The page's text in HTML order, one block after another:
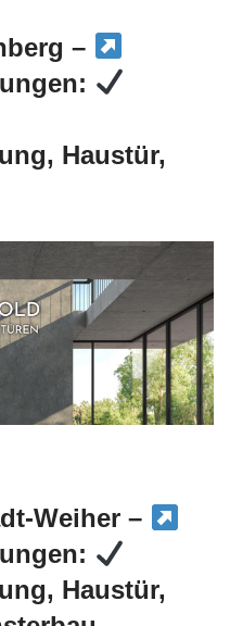
–
Haustür,
Weiher –
Haustür,